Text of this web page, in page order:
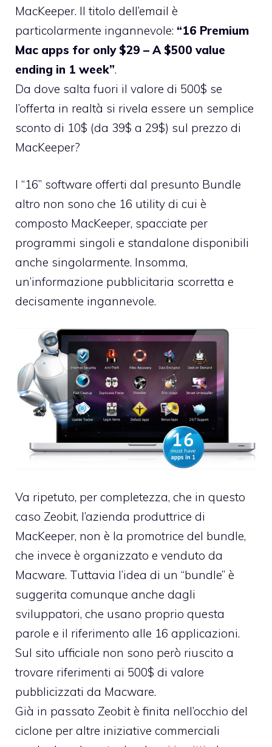
MacKeeper. Il titolo dell’email è
particolarmente ingannevole: “16 Premium
Mac apps for only $29 – A $500 value
ending in 1 week”.
Da dove salta fuori il valore di 500$ se
l’offerta in realtà si rivela essere un semplice
sconto di 10$ (da 39$ a 29$) sul prezzo di
MacKeeper?
I “16” software offerti dal presunto Bundle
altro non sono che 16 utility di cui è
composto MacKeeper, spacciate per
programmi singoli e standalone disponibili
anche singolarmente. Insomma,
un’informazione pubblicitaria scorretta e
decisamente ingannevole.
Va ripetuto, per completezza, che in questo
caso Zeobit, l’azienda produttrice di
MacKeeper, non è la promotrice del bundle,
che invece è organizzato e venduto da
Macware. Tuttavia l’idea di un “bundle” è
suggerita comunque anche dagli
sviluppatori, che usano proprio questa
parole e il riferimento alle 16 applicazioni.
Sul sito ufficiale non sono però riuscito a
trovare riferimenti ai 500$ di valore
pubblicizzati da Macware.
Già in passato Zeobit è finita nell’occhio del
ciclone per altre iniziative commerciali